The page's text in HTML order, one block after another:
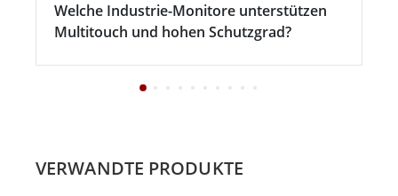
Welche Industrie-Monitore unterstützen
Multitouch und hohen Schutzgrad?
VERWANDTE PRODUKTE